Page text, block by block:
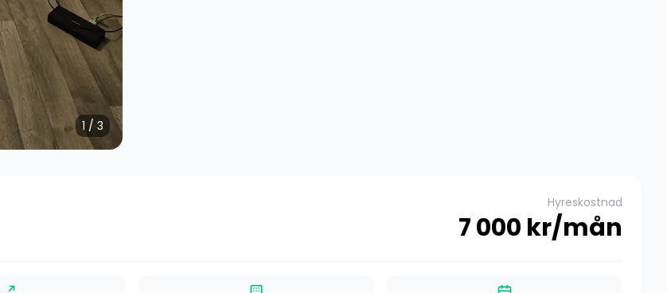
1 / 3
Hyreskostnad
7 000 kr/mån